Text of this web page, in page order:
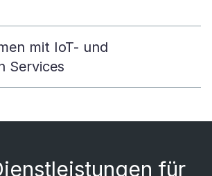
mit IoT- und
Services
für